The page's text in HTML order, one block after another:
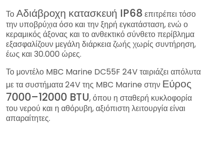
ΤοΑδιάβροχη κατασκευή IP68 επιτρέπει τόσο
την υποβρύχια όσο και την ξηρή εγκατάσταση, ενώ ο
κεραμικός άξονας και το ανθεκτικό σύνθετο περίβλημα
εξασφαλίζουν μεγάλη διάρκεια ζωής χωρίς συντήρηση,
έως και 30.000 ώρες.
Το μοντέλο MBC Marine DC55F 24V ταιριάζει απόλυτα
με τα συστήματα 24V της MBC Marine στην Εύρος
7000–12000 BTU, όπου η σταθερή κυκλοφορία
του νερού και η αθόρυβη, αξιόπιστη λειτουργία είναι
απαραίτητες.